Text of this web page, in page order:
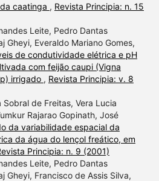
caatinga , Revista Principia: n. 15
Leite, Pedro Dantas
Gheyi, Everaldo Mariano Gomes,
de condutividade elétrica e pH
com feijão caupi (Vigna
irrigado , Revista Principia: v. 8
de Freitas, Vera Lucia
Rajarao Gopinath, José
da variabilidade espacial da
da água do lençol freático, em
Principia: n. 9 (2001)
Leite, Pedro Dantas
Gheyi, Francisco de Assis Silva,